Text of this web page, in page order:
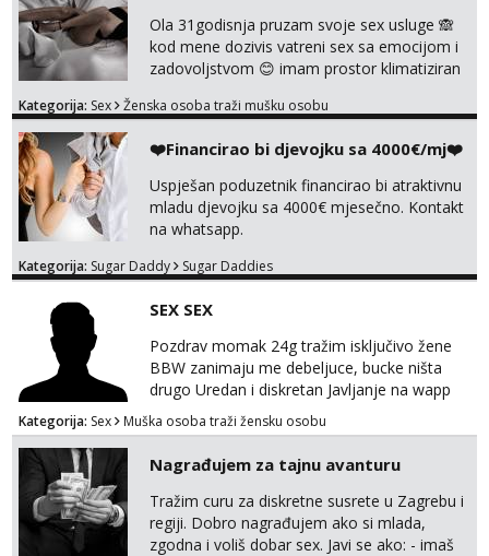
tel:0,93€ - mob:1,12€ min
Žana
Čekam tvoj poziv!
tel:0,93€ - mob:1,12€ min
Lili
Čekam tvoj poziv!
tel:0,93€ - mob:1,12€ min
Zara
tel:0,93€ - mob:1,12€ min
Anđela
Tel:064/677-677- Kod: #142
tel:0,93€ - mob:1,12€ min
Ola 31godisnja pruzam svoje sex usluge 🙈
kod mene dozivis vatreni sex sa emocijom i
zadovoljstvom 😊 imam prostor klimatiziran
nudim klasiku sa zastitom pusenje bez
neradim analno i pitanja ako radim bez odma
ignoriram radim samo sa svojim slikama
original ✌️😊ali neki vec me poznaju waccap...
Kategorija: Sex Ženska osoba traži mušku osobu
❤️Financirao bi djevojku sa 4000€/mj❤️
Uspješan poduzetnik financirao bi atraktivnu
mladu djevojku sa 4000€ mjesečno. Kontakt
na whatsapp.
Kategorija: Sugar Daddy Sugar Daddies
SEX SEX
Pozdrav momak 24g tražim isključivo žene
BBW zanimaju me debeljuce, bucke ništa
drugo Uredan i diskretan Javljanje na wapp
095 546 9915
Kategorija: Sex Muška osoba traži žensku osobu
Nagrađujem za tajnu avanturu
Tražim curu za diskretne susrete u Zagrebu i
regiji. Dobro nagrađujem ako si mlada,
zgodna i voliš dobar sex. Javi se ako: - imaš